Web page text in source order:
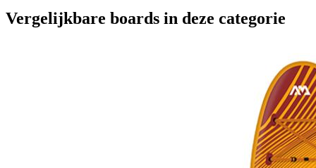
Vergelijkbare boards in deze categorie